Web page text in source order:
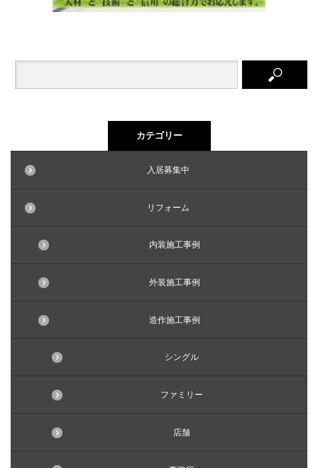
カテゴリー
入居募集中
リフォーム
内装施工事例
外装施工事例
造作施工事例
シングル
ファミリー
店舗